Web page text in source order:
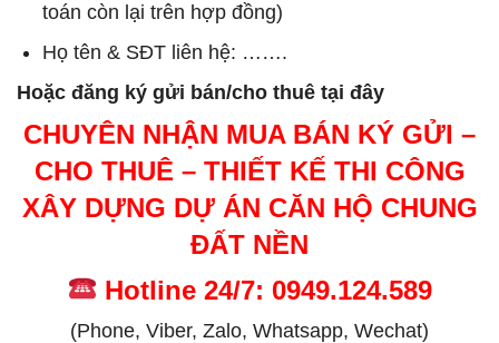
toán còn lại trên hợp đồng)
Họ tên & SĐT liên hệ: …….
Hoặc đăng ký gửi bán/cho thuê tại đây
CHUYÊN NHẬN MUA BÁN KÝ GỬI –
CHO THUÊ – THIẾT KẾ THI CÔNG
XÂY DỰNG DỰ ÁN CĂN HỘ CHUNG
ĐẤT NỀN
Hotline 24/7: 0949.124.589
(Phone, Viber, Zalo, Whatsapp, Wechat)